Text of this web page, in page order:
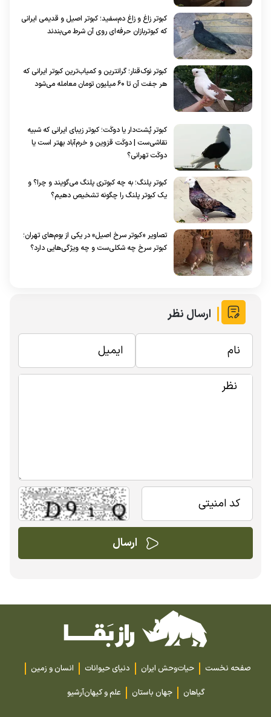
کبوتر زاغ و زاغ دم‌سفید؛ کبوتر اصیل و قدیمی ایرانی
که کبوتربازان حرفه‌ای روی آن شرط می‌بندند
کبوتر نوک‌قنار؛ گرانترین و کمیاب‌ترین کبوتر ایرانی که
هر جفت آن تا ۶۰ میلیون تومان معامله می‌شود
کبوتر پُشت‌دار یا دوکَت؛ کبوتر زیبای ایرانی که شبیه
نقاشی‌ست | دوکَت قزوین و خرم‌آباد بهتر است یا
دوکَت تهرانی؟
کبوتر پلنگ؛ به چه کبوتری پلنگ می‌گویند و چرا؟ و
یک کبوتر پلنگ را چگونه تشخیص دهیم؟
تصاویر «کبوتر سرخ اصیل» در یکی از بوم‌های تهران؛
کبوتر سرخ چه شکلی‌ست و چه ویژگی‌هایی دارد؟
ارسال نظر
صفحه نخست حیات‌وحش ایران دنیای حیوانات
انسان و زمین
گیاهان
جهان باستان علم و کیهانآرشیو